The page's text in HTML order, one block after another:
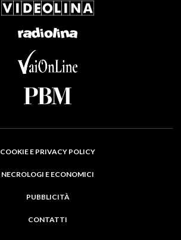
COOKIE E PRIVACY POLICY
NECROLOGI E ECONOMICI
PUBBLICITÀ
CONTATTI